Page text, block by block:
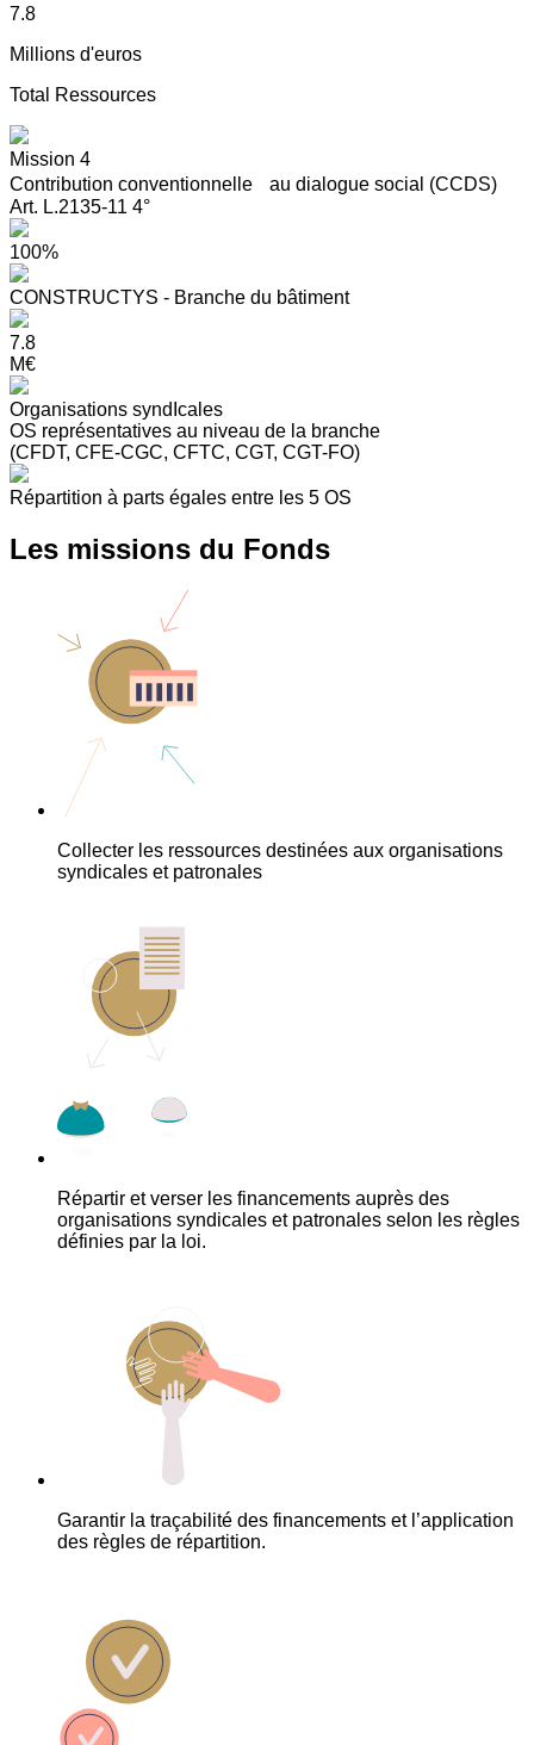
7.8
Millions d'euros
Total Ressources
Mission 4
Contribution conventionnelle au dialogue social (CCDS)
Art. L.2135-11 4°
100%
CONSTRUCTYS - Branche du bâtiment
7.8
M€
Organisations syndIcales
OS représentatives au niveau de la branche
(CFDT, CFE-CGC, CFTC, CGT, CGT-FO)
Répartition à parts égales entre les 5 OS
Les missions du Fonds
Collecter les ressources destinées aux organisations
syndicales et patronales
Répartir et verser les financements auprès des
organisations syndicales et patronales selon les règles
définies par la loi.
Garantir la traçabilité des financements et l’application
des règles de répartition.